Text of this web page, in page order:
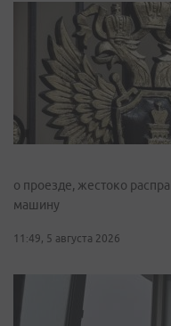
о проезде, жестоко
машину
11:49, 5 августа 2026